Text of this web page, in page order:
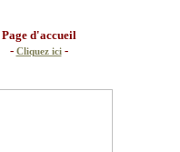
Page d'accueil
- Cliquez ici-